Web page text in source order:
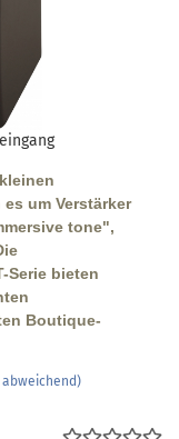
um Verstärker
tone",
Serie bieten
Boutique-